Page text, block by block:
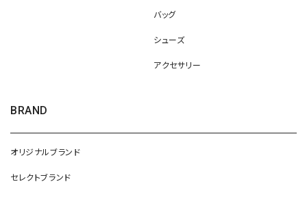
バッグ
シューズ
アクセサリー
BRAND
オリジナルブランド
セレクトブランド